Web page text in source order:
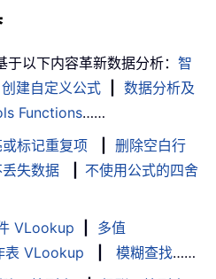
于以下内容革新数据分析： 智
创建自定义公式
数据分析及
Functions……
标记重复项
删除空白行
失数据
不使用公式的四舍
VLookup
多值
表 VLookup 模糊查找……